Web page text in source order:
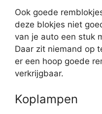
Ook goede
deze blokjes niet
van je auto een stuk
Daar zit niemand op
er een hoop goede
verkrijgbaar.
Koplampen